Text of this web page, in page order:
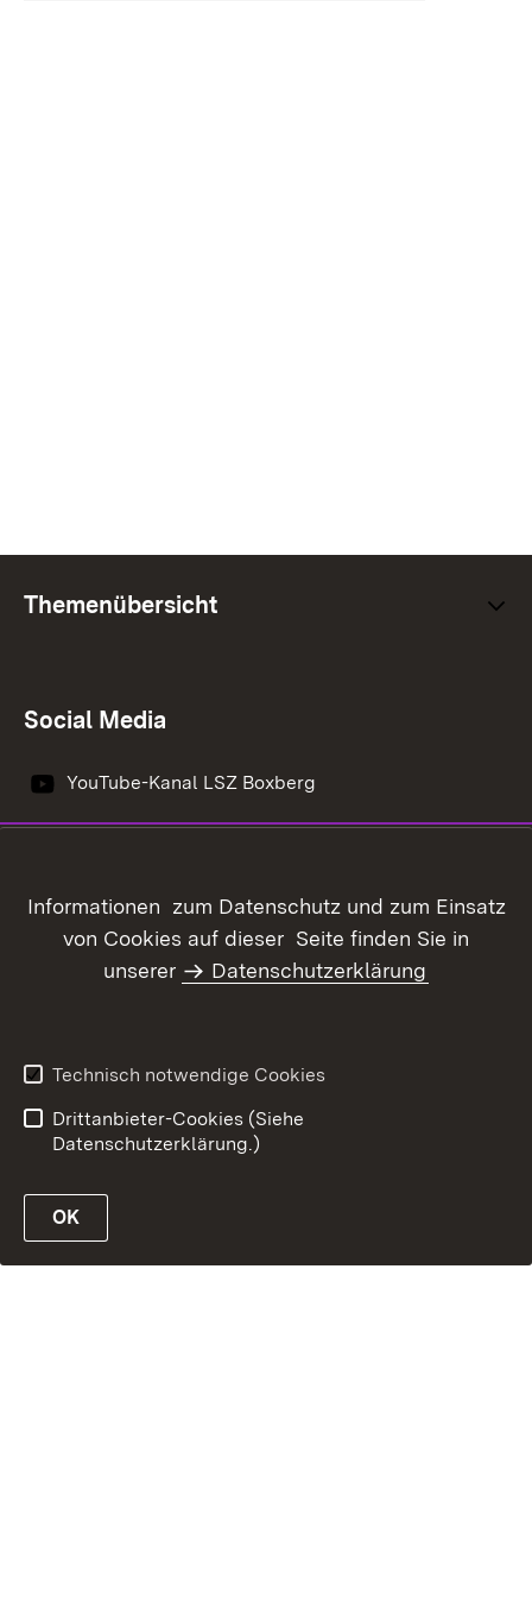
Themenübersicht
Social Media
YouTube-Kanal LSZ Boxberg
Barrierefreiheit
Benutzungshinweise
Impressum
Informationen zum Datenschutz und zum Einsatz
von Cookies auf dieser Seite finden Sie in
unserer
Datenschutzerklärung
Technisch notwendige Cookies
Drittanbieter-Cookies (Siehe
Datenschutzerklärung.)
OK